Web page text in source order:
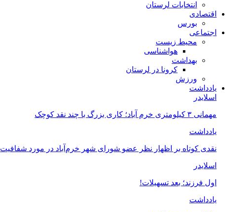
انتخابات لرستان
اقتصادی
بورس
اجتماعی
محیط زیست
هواشناسی
بهداشت
کرونا در لرستان
ورزش
یادداشت
اسلایدر
مهمانی ۳ کیلومتری خرم آباد؛ کاری بزرگ با چند نقد کوچک
یادداشت
نقدی کوتاه بر اظهار نظر عضو شورای شهر خرم‌آباد در مورد شفافیت
اسلایدر
اول فرزند؛ بعد تسهیلات!
یادداشت